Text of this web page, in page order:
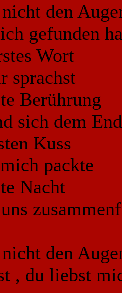
den
gefunden
Wort
sprachst
Berührung
sich dem
Kuss
packte
Nacht
den
, du liebst